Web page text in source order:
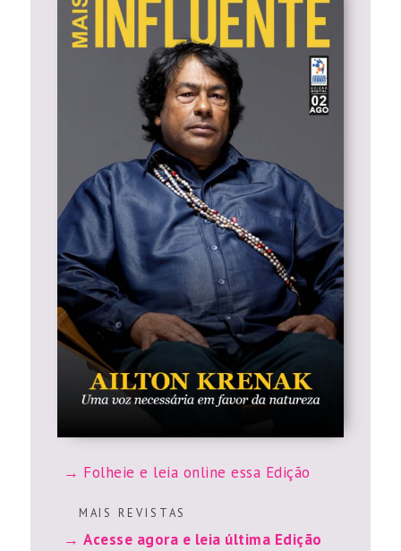
Folheie e leia online essa Edição
M A I S R E V I S T A S
Acesse agora e leia última Edição